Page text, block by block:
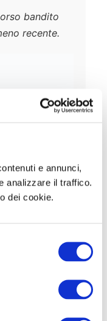
e annunci,
analizzare il traffico.
dei cookie.
bandito
recente.
DI
GIORNI.